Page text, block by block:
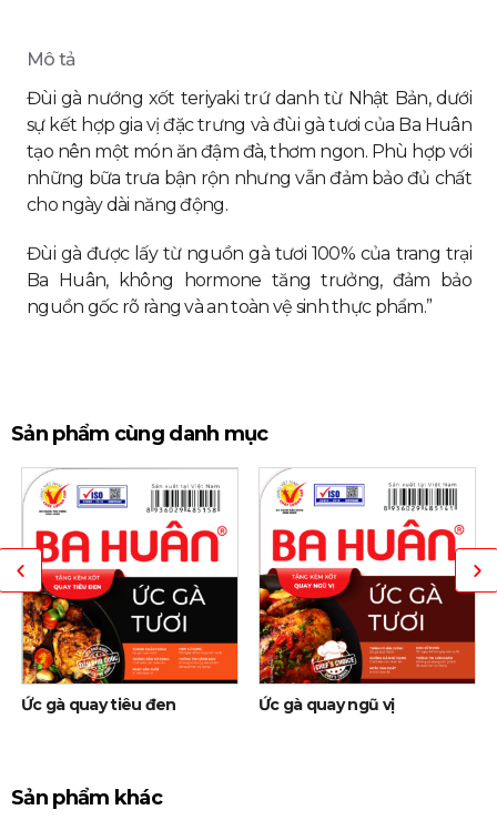
Mô tả
Đùi gà nướng xốt teriyaki trứ danh từ Nhật Bản, dưới
sự kết hợp gia vị đặc trưng và đùi gà tươi của Ba Huân
tạo nên một món ăn đậm đà, thơm ngon. Phù hợp với
những bữa trưa bận rộn nhưng vẫn đảm bảo đủ chất
cho ngày dài năng động.
Đùi gà được lấy từ nguồn gà tươi 100% của trang trại
Ba Huân, không hormone tăng trưởng, đảm bảo
nguồn gốc rõ ràng và an toàn vệ sinh thực phẩm.”
Sản phẩm cùng danh mục
Ức gà quay tiêu đen Ức gà quay ngũ vị
Sản phẩm khác